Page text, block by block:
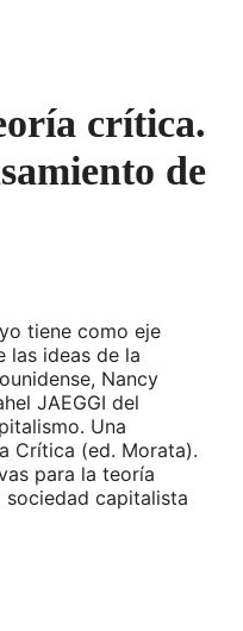
crítica.
de
tiene como eje
las ideas de la
Nancy
JAEGGI del
Una
Crítica (ed. Morata).
para la teoría
capitalista